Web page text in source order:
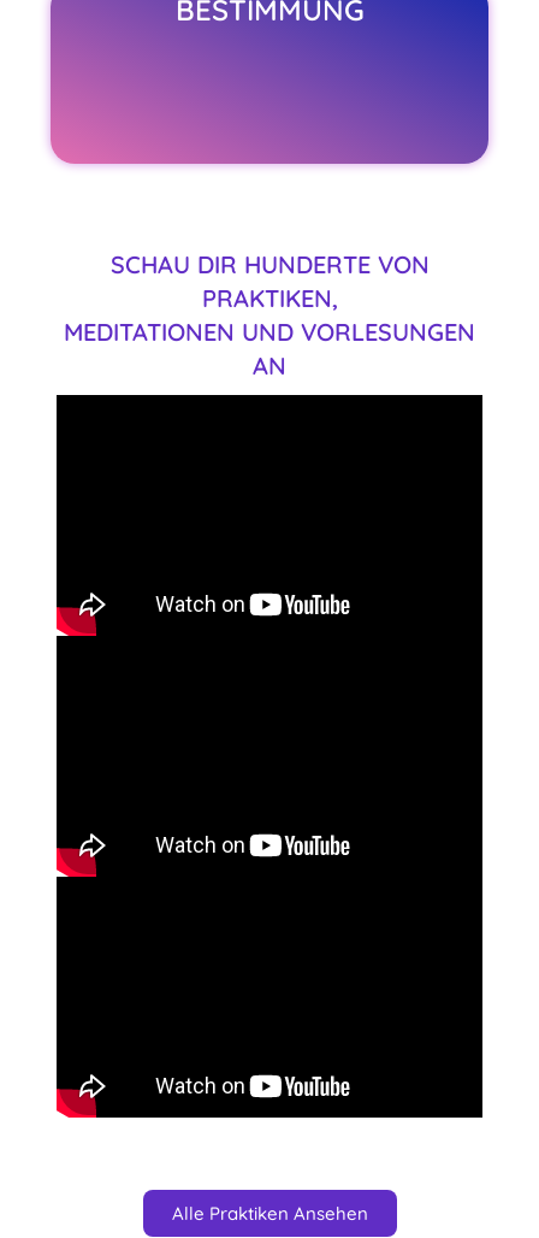
BESTIMMUNG
SCHAU DIR HUNDERTE VON
PRAKTIKEN,
MEDITATIONEN UND VORLESUNGEN
AN
Alle Praktiken Ansehen